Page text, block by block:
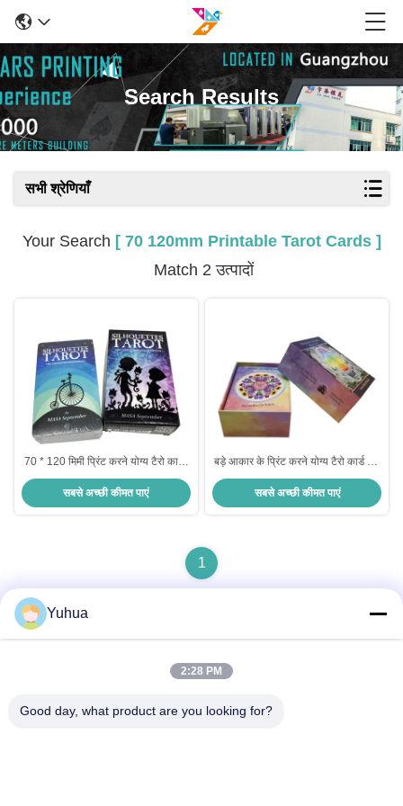
Search Results
सभी श्रेणियाँ
Your Search [ 70 120mm Printable Tarot Cards ]
Match 2 उत्पादों
70 * 120 मिमी प्रिंट करने योग्य टैरो कार्ड,
लिनन बनावट हैलोवीन ओरेकल कार्ड
सबसे अच्छी कीमत पाएं
बड़े आकार के प्रिंट करने योग्य टैरो कार्ड 70
* 120 मिमी दोनों तरफ पूर्ण रंग
सबसे अच्छी कीमत पाएं
1
पता
Yuhua
2:28 PM
Good day, what product are you looking for?